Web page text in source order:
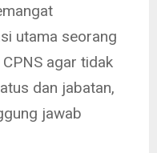
utama seorang
agar tidak
dan jabatan,
jawab